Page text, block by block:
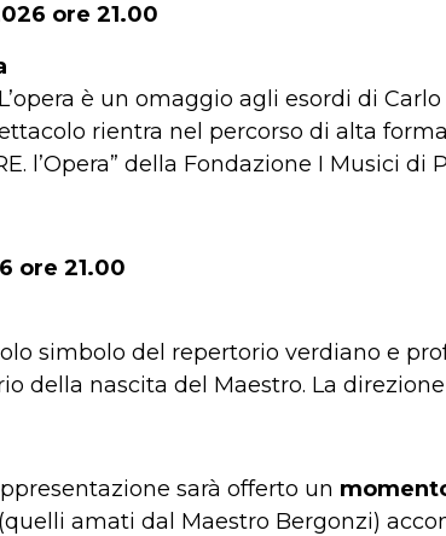
ore 21.00
è un omaggio agli esordi di
rientra nel percorso di alta
l’Opera” della Fondazione I Musici di
ore 21.00
simbolo del repertorio verdiano e
della nascita del Maestro. La
sarà offerto un
amati dal Maestro Bergonzi)